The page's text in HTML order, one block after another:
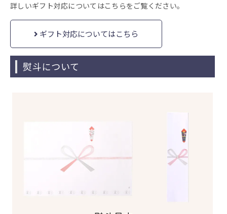
詳しいギフト対応についてはこちらをご覧ください。
ギフト対応についてはこちら
熨斗について